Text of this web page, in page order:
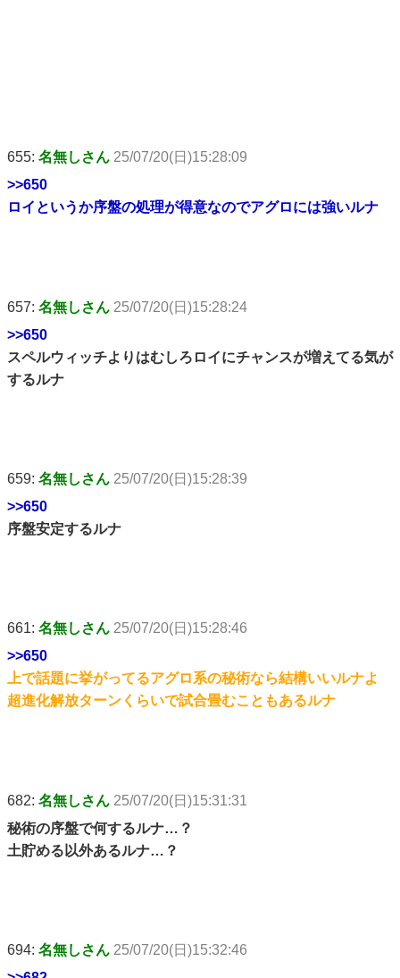
655: 名無しさん 25/07/20(日)15:28:09
>>650
ロイというか序盤の処理が得意なのでアグロには強いルナ
657: 名無しさん 25/07/20(日)15:28:24
>>650
スペルウィッチよりはむしろロイにチャンスが増えてる気が
するルナ
659: 名無しさん 25/07/20(日)15:28:39
>>650
序盤安定するルナ
661: 名無しさん 25/07/20(日)15:28:46
>>650
上で話題に挙がってるアグロ系の秘術なら結構いいルナよ
超進化解放ターンくらいで試合畳むこともあるルナ
682: 名無しさん 25/07/20(日)15:31:31
秘術の序盤で何するルナ…？
土貯める以外あるルナ…？
694: 名無しさん 25/07/20(日)15:32:46